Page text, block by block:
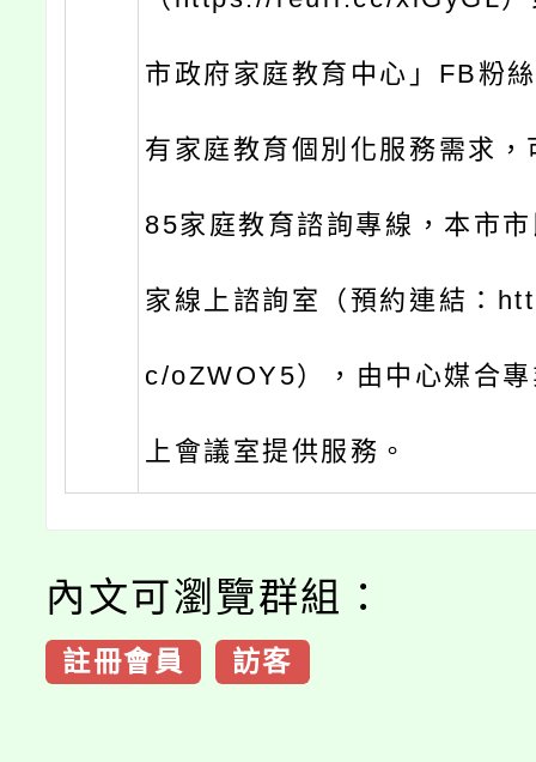
市政府家庭教育中心」FB粉
有家庭教育個別化服務需求
85家庭教育諮詢專線，本市
家線上諮詢室（預約連結：
c/oZWOY5），由中心媒合
上會議室提供服務。
內文可瀏覽群組：
註冊會員 訪客